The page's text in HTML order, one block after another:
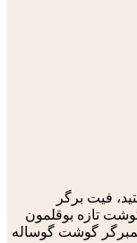
فیت برگر
تازه بوقلمون
گوشت گوساله